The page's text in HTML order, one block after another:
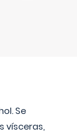
Se
vísceras,